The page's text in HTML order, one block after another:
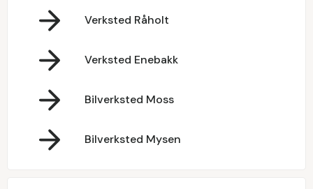
Verksted Råholt
Verksted Enebakk
Bilverksted Moss
Bilverksted Mysen